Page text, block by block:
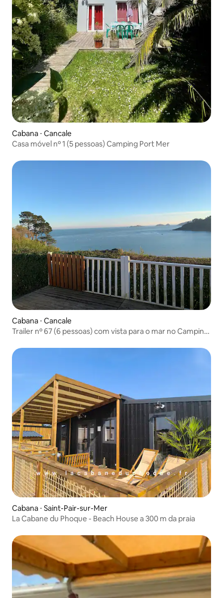
Cabana ⋅ Cancale
Casa móvel nº 1 (5 pessoas) Camping Port Mer
Cabana ⋅ Cancale
Trailer nº 67 (6 pessoas) com vista para o mar no Camping
Cabana ⋅ Saint-Pair-sur-Mer
La Cabane du Phoque - Beach House a 300 m da praia